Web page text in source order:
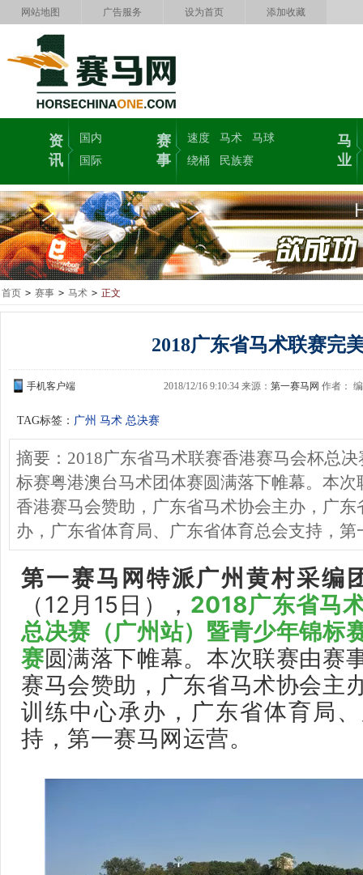
网站地图 广告服务 设为首页 添加收藏
资
讯
国内
国际
赛
事
速度 马术
马球
绕桶
民族赛
马
业
首页 > 赛事 > 马术 > 正文
2018广东省马术联赛完
手机客户端 2018/12/16 9:10:34 来源： 第一赛马网 作者：
TAG标签： 广州 马术 总决赛
摘要：2018广东省马术联赛香港赛马会杯总
标赛粤港澳台马术团体赛圆满落下帷幕。本
香港赛马会赞助，广东省马术协会主办，广
办，广东省体育局、广东省体育总会支持，第
第一赛马网特派广州黄村采编
（12月15日）， 2018广东省马
总决赛（广州站）暨青少年锦标
赛圆满落下帷幕。本次联赛由赛
赛马会赞助，广东省马术协会主
训练中心承办，广东省体育局
持，第一赛马网运营。